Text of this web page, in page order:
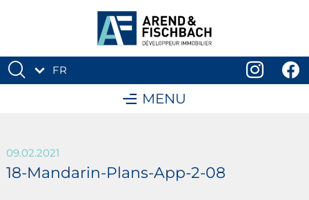
FR
MENU
09.02.2021
18-Mandarin-Plans-App-2-08